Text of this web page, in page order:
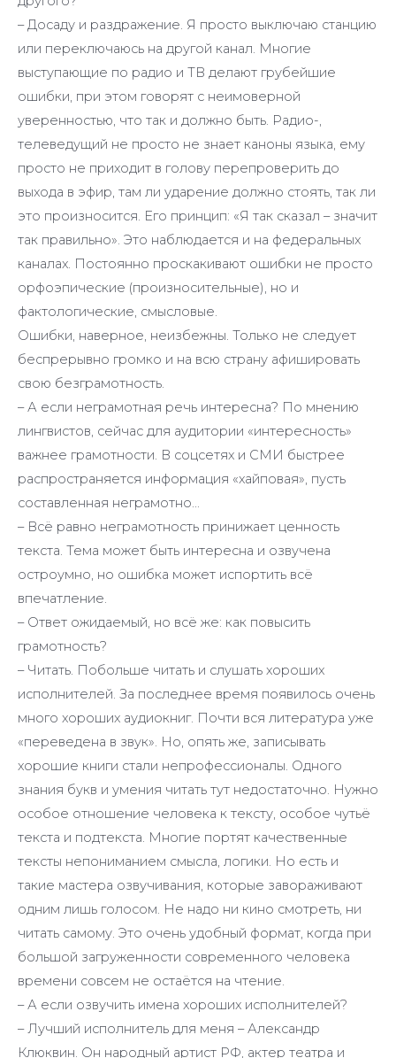
– Досаду и раздражение. Я просто выключаю станцию
или переключаюсь на другой канал. Многие
выступающие по радио и ТВ делают грубейшие
ошибки, при этом говорят с неимоверной
уверенностью, что так и должно быть. Радио-,
телеведущий не просто не знает каноны языка, ему
просто не приходит в голову перепроверить до
выхода в эфир, там ли ударение должно стоять, так ли
это произносится. Его принцип: «Я так сказал – значит
так правильно». Это наблюдается и на федеральных
каналах. Постоянно проскакивают ошибки не просто
орфоэпические (произносительные), но и
фактологические, смысловые.
Ошибки, наверное, неизбежны. Только не следует
беспрерывно громко и на всю страну афишировать
свою безграмотность.
– А если неграмотная речь интересна? По мнению
лингвистов, сейчас для аудитории «интересность»
важнее грамотности. В соцсетях и СМИ быстрее
распространяется информация «хайповая», пусть
составленная неграмотно…
– Всё равно неграмотность принижает ценность
текста. Тема может быть интересна и озвучена
остроумно, но ошибка может испортить всё
впечатление.
– Ответ ожидаемый, но всё же: как повысить
грамотность?
– Читать. Побольше читать и слушать хороших
исполнителей. За последнее время появилось очень
много хороших аудиокниг. Почти вся литература уже
«переведена в звук». Но, опять же, записывать
хорошие книги стали непрофессионалы. Одного
знания букв и умения читать тут недостаточно. Нужно
особое отношение человека к тексту, особое чутьё
текста и подтекста. Многие портят качественные
тексты непониманием смысла, логики. Но есть и
такие мастера озвучивания, которые завораживают
одним лишь голосом. Не надо ни кино смотреть, ни
читать самому. Это очень удобный формат, когда при
большой загруженности современного человека
времени совсем не остаётся на чтение.
– А если озвучить имена хороших исполнителей?
– Лучший исполнитель для меня – Александр
Клюквин. Он народный артист РФ, актер театра и